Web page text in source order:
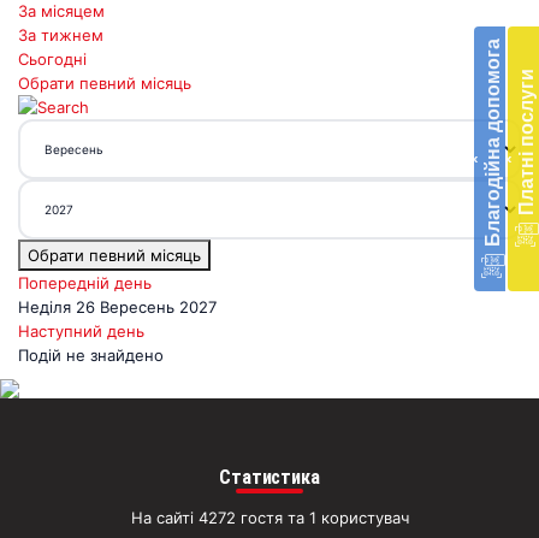
‹ Благодійна допомогав
‹ Платні послуги
За місяцем
За тижнем
Сьогодні
Обрати певний місяць
Обрати певний місяць
Попередній день
Неділя 26 Вересень 2027
Наступний день
Подій не знайдено
Статистика
На сайті 4272 гостя та 1 користувач